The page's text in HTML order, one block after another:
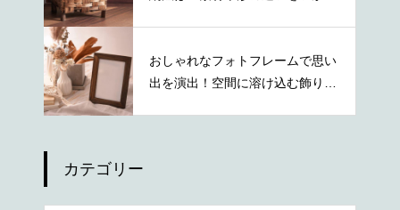
おしゃれなフォトフレームで思い
出を演出！空間に溶け込む飾り方
カテゴリー